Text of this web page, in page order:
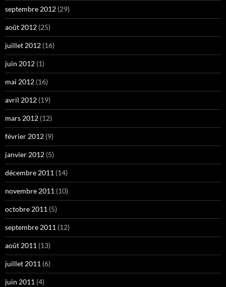
septembre 2012 (29)
août 2012 (25)
juillet 2012 (16)
juin 2012 (1)
mai 2012 (16)
avril 2012 (19)
mars 2012 (12)
février 2012 (9)
janvier 2012 (5)
décembre 2011 (14)
novembre 2011 (10)
octobre 2011 (5)
septembre 2011 (12)
août 2011 (13)
juillet 2011 (6)
juin 2011 (4)